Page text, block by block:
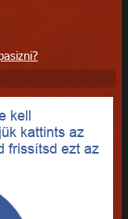
kell
kattints az
frissítsd ezt az